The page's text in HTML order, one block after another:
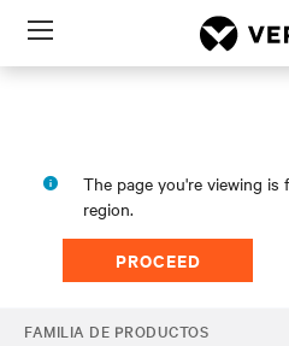
Menu
The page you're viewing is
region.
PROCEED
FAMILIA DE PRODUCTOS